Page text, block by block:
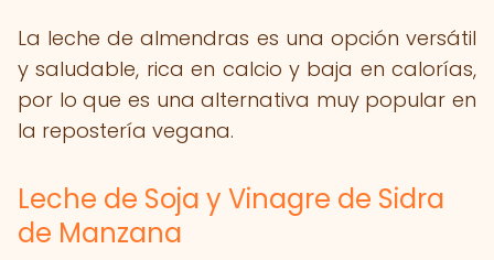
La leche de almendras es una opción versátil
y saludable, rica en calcio y baja en calorías,
por lo que es una alternativa muy popular en
la repostería vegana.
Leche de Soja y Vinagre de Sidra
de Manzana